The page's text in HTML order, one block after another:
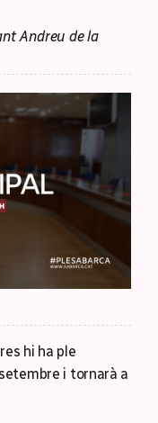
Andreu de la
hi ha ple
i tornarà a